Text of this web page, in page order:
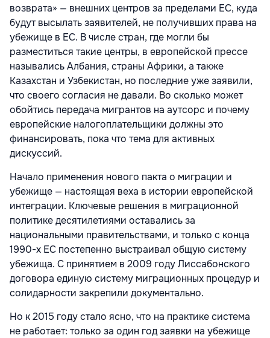
возврата» — внешних центров за пределами ЕС, куда
будут высылать заявителей, не получивших права на
убежище в ЕС. В числе стран, где могли бы
разместиться такие центры, в европейской прессе
назывались Албания, страны Африки, а также
Казахстан и Узбекистан, но последние уже заявили,
что своего согласия не давали. Во сколько может
обойтись передача мигрантов на аутсорс и почему
европейские налогоплательщики должны это
финансировать, пока что тема для активных
дискуссий.
Начало применения нового пакта о миграции и
убежище — настоящая веха в истории европейской
интеграции. Ключевые решения в миграционной
политике десятилетиями оставались за
национальными правительствами, и только с конца
1990-х ЕС постепенно выстраивал общую систему
убежища. С принятием в 2009 году Лиссабонского
договора единую систему миграционных процедур и
солидарности закрепили документально.
Но к 2015 году стало ясно, что на практике система
не работает: только за один год заявки на убежище